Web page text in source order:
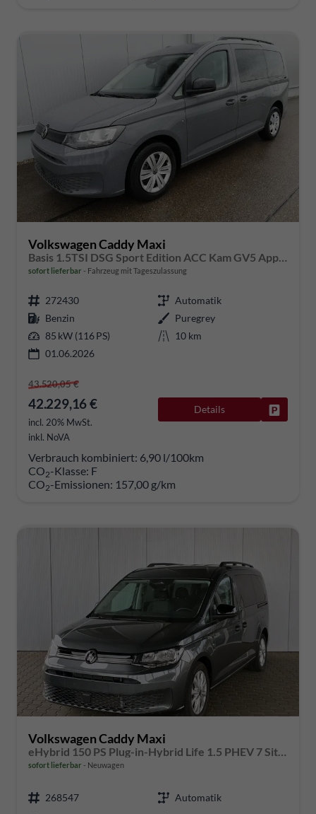
Volkswagen Caddy Maxi
Basis 1.5TSI DSG Sport Edition ACC Kam GV5 App AHK Reling
sofort lieferbar Fahrzeug mit Tageszulassung
272430
Automatik
Benzin
Puregrey
85 kW (116 PS)
10 km
01.06.2026
43.520,05 €
42.229,16 €
incl. 20% MwSt.
inkl. NoVA
Details
Verbrauch kombiniert: 6,90 l/100km
CO2-Klasse: F
CO2-Emissionen: 157,00 g/km
Volkswagen Caddy Maxi
eHybrid 150 PS Plug-in-Hybrid Life 1.5 PHEV 7 Sitze DSG
sofort lieferbar Neuwagen
268547
Automatik